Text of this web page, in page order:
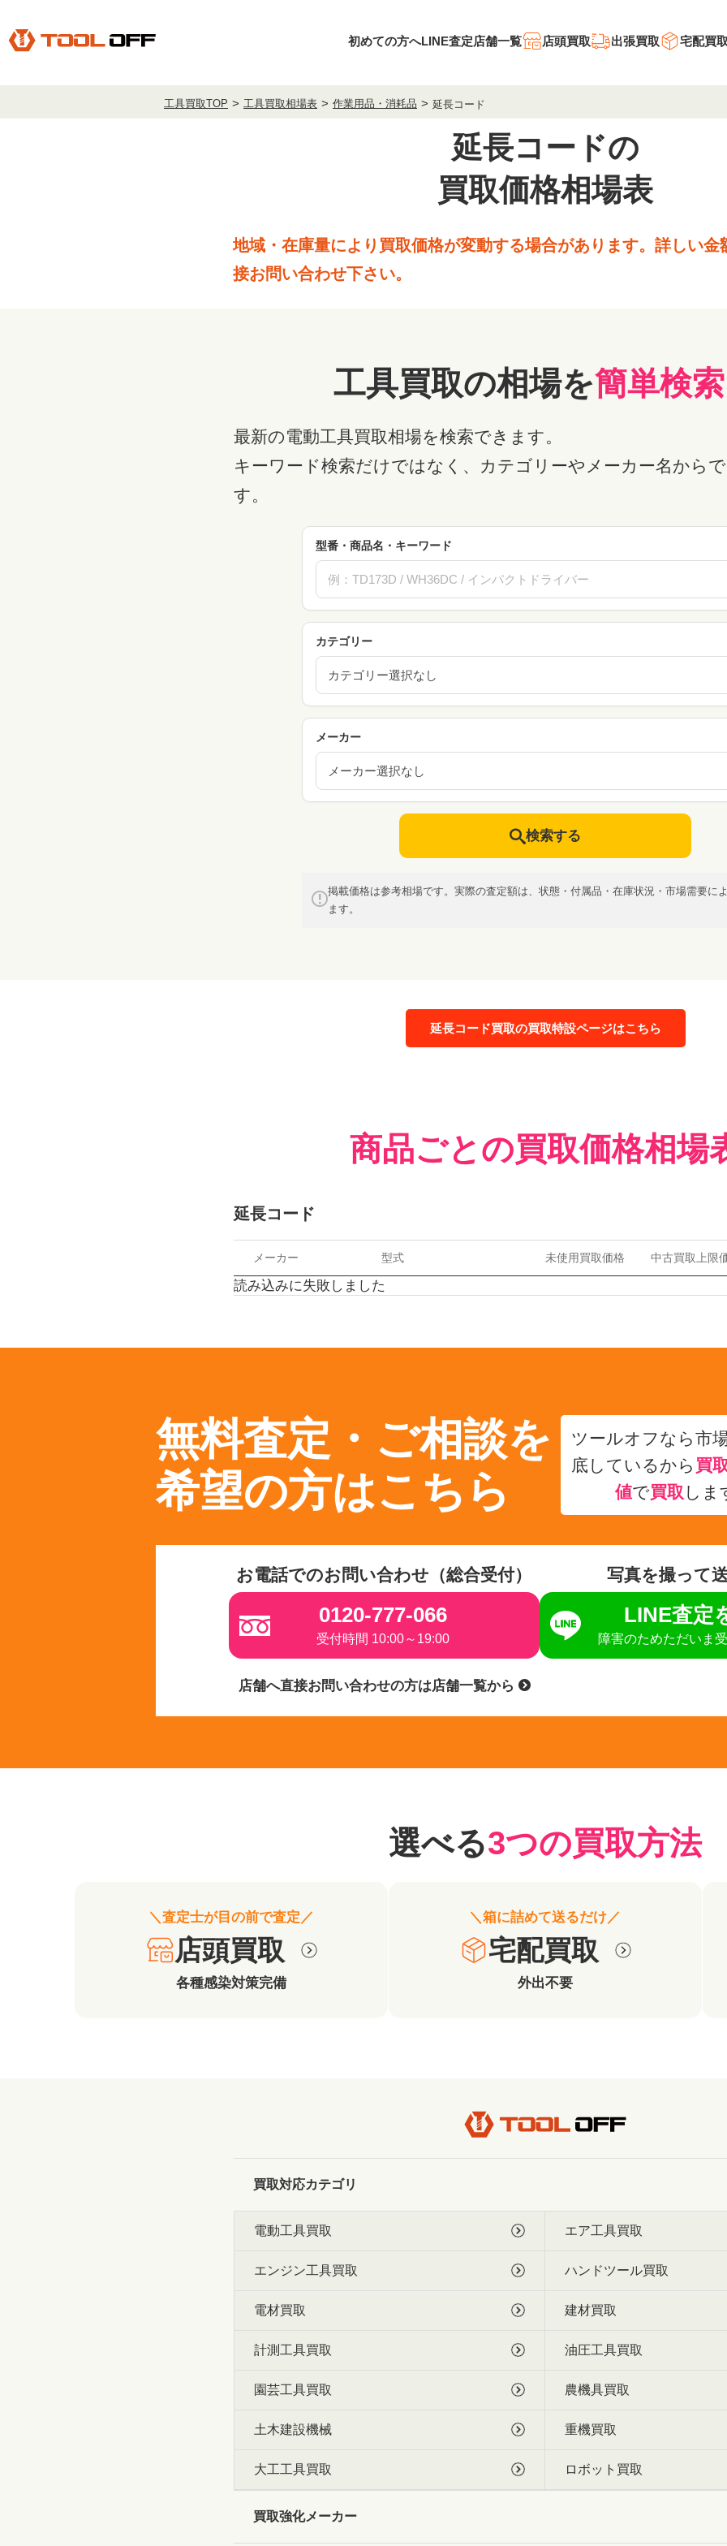
初めての方へLINE査定店舗一覧 店頭買取 出張買取 宅配買取
工具買取TOP 工具買取相場表 作業用品・消耗品 延長コード
延長コードの
買取価格相場表
地域・在庫量により買取価格が変動する場合があります。 詳しい金
接お問い合わせ下さい。
工具買取の相場を簡単検索
最新の電動工具買取相場を検索できます。
キーワード検索だけではなく、カテゴリーやメーカー名から
す。
型番・商品名・キーワード
カテゴリー
カテゴリー選択なし
メーカー
メーカー選択なし
検索する
掲載価格は参考相場です。実際の査定額は、状態・付属品・在庫状況・市場需要に
ます。
延長コード買取の買取特設ページはこちら
商品ごとの買取価格相場
延長コード
メーカー 型式 未使用買取価格 中古買取上限
読み込みに失敗しました
無料査定・ご相談を
希望の方はこちら
ツールオフなら市
底しているから 買
値で買取 しま
お電話でのお問い合わせ（総合受付）
0120-777-066
受付時間 10:00～19:00
写真を撮って
LINE査定
障害のためただいま
店舗へ直接お問い合わせの方は店舗一覧から
選べる3つの買取方法
＼査定士が目の前で査定／
店頭買取
各種感染対策完備
＼箱に詰めて送るだけ／
宅配買取
外出不要
買取対応カテゴリ
電動工具買取 エア工具買取
エンジン工具買取 ハンドツール買取
電材買取 建材買取
計測工具買取 油圧工具買取
園芸工具買取 農機具買取
土木建設機械 重機買取
大工工具買取 ロボット買取
買取強化メーカー